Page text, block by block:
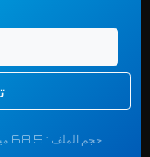
حجم الملف : 68.5 ميغابايت | دعم النظام : ويندوز 10 + ، ماك 11.0 +